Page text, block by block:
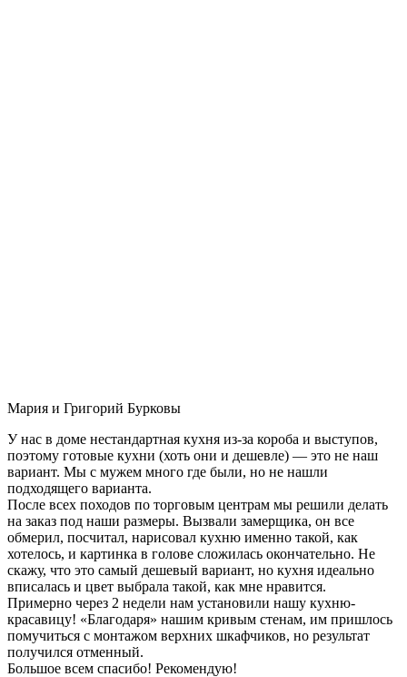
Мария и Григорий Бурковы
У нас в доме нестандартная кухня из-за короба и выступов,
поэтому готовые кухни (хоть они и дешевле) — это не наш
вариант. Мы с мужем много где были, но не нашли
подходящего варианта.
После всех походов по торговым центрам мы решили делать
на заказ под наши размеры. Вызвали замерщика, он все
обмерил, посчитал, нарисовал кухню именно такой, как
хотелось, и картинка в голове сложилась окончательно. Не
скажу, что это самый дешевый вариант, но кухня идеально
вписалась и цвет выбрала такой, как мне нравится.
Примерно через 2 недели нам установили нашу кухню-
красавицу! «Благодаря» нашим кривым стенам, им пришлось
помучиться с монтажом верхних шкафчиков, но результат
получился отменный.
Большое всем спасибо! Рекомендую!